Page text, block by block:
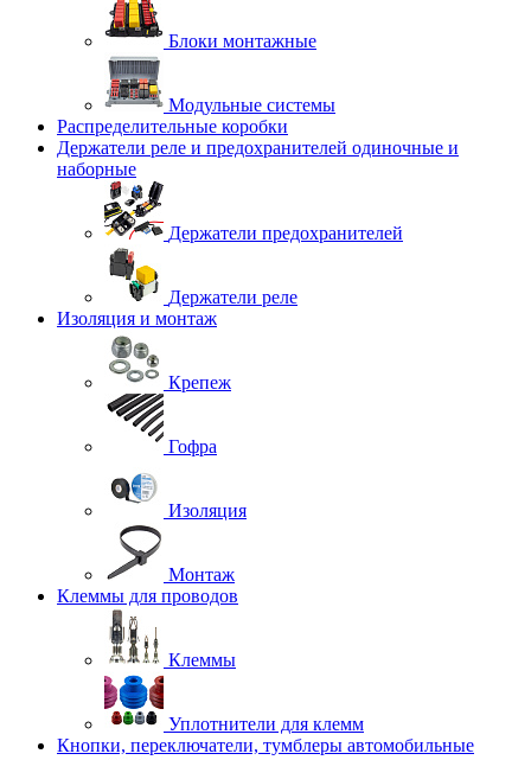
Блоки монтажные
Модульные системы
Распределительные коробки
Держатели реле и предохранителей одиночные и
наборные
Держатели предохранителей
Держатели реле
Изоляция и монтаж
Крепеж
Гофра
Изоляция
Монтаж
Клеммы для проводов
Клеммы
Уплотнители для клемм
Кнопки, переключатели, тумблеры автомобильные